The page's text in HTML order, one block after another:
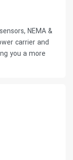
NEMA &
carrier and
you a more